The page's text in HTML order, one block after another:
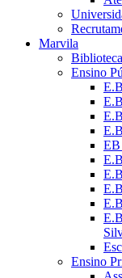
Marvila
Ensino
EB
Ensino